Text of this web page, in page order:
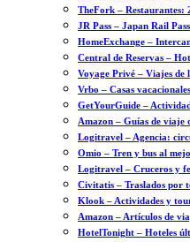
TheFork – Restaurantes:
JR Pass – Japan Rail
HomeExchange –
Central de Reservas –
Voyage Privé – Viajes
Vrbo – Casas
GetYourGuide –
Amazon – Guías de viaje
Logitravel – Agencia:
Omio – Tren y bus al
Logitravel – Cruceros y
Civitatis – Traslados por
Klook – Actividades y
Amazon – Artículos de
HotelTonight – Hoteles